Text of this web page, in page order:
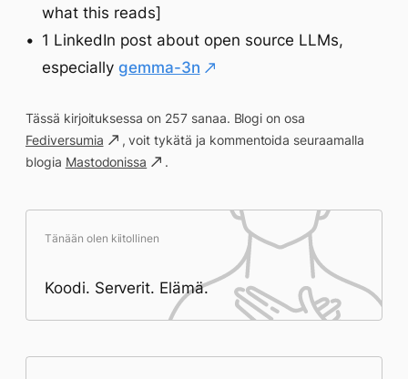
what this reads]
1 LinkedIn post about open source LLMs,
especially gemma-3n
Tässä kirjoituksessa on 257 sanaa. Blogi on osa
Fediversumia
, voit tykätä ja kommentoida seuraamalla
blogia Mastodonissa .
Tänään olen kiitollinen
Koodi. Serverit. Elämä.